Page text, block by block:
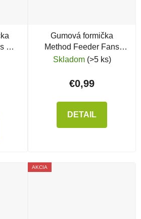
Rig
Gumová formička
Method Feeder Fans
Mold
Skladom (>5 ks)
€0,99
DETAIL
AKCIA